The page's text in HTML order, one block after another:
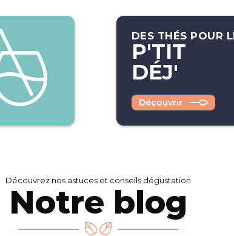
DES THÉS POUR
P'TIT
DÉJ'
Découvrir
Découvrez nos astuces et conseils dégustation
Notre blog